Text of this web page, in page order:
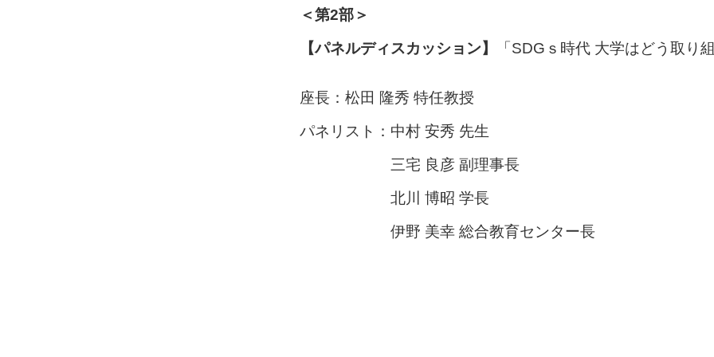
＜第2部＞
【パネルディスカッション】
「SDGｓ時代 大学はどう取り
座長：松田 隆秀 特任教授
パネリスト：中村 安秀 先生
三宅 良彦 副理事長
北川 博昭 学長
伊野 美幸 総合教育センター長